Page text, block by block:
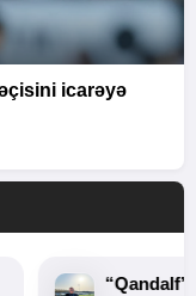
icarəyə